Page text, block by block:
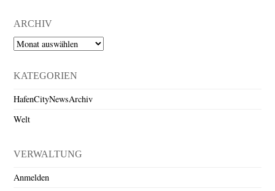
ARCHIV
Archiv
KATEGORIEN
HafenCityNewsArchiv
Welt
VERWALTUNG
Anmelden